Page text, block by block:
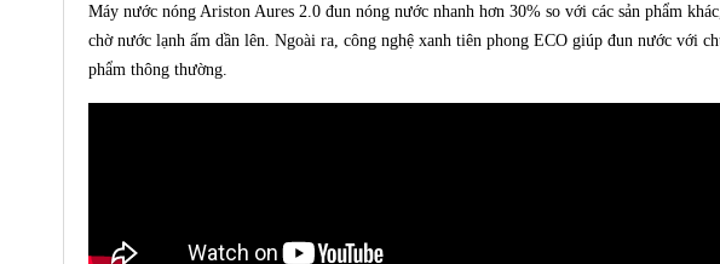
Máy nước nóng Ariston Aures 2.0 đun nóng nước nhanh hơn 30% so với các sản phẩm
chờ nước lạnh ấm dần lên. Ngoài ra, công nghệ xanh tiên phong ECO giúp đun nước với
phẩm thông thường.